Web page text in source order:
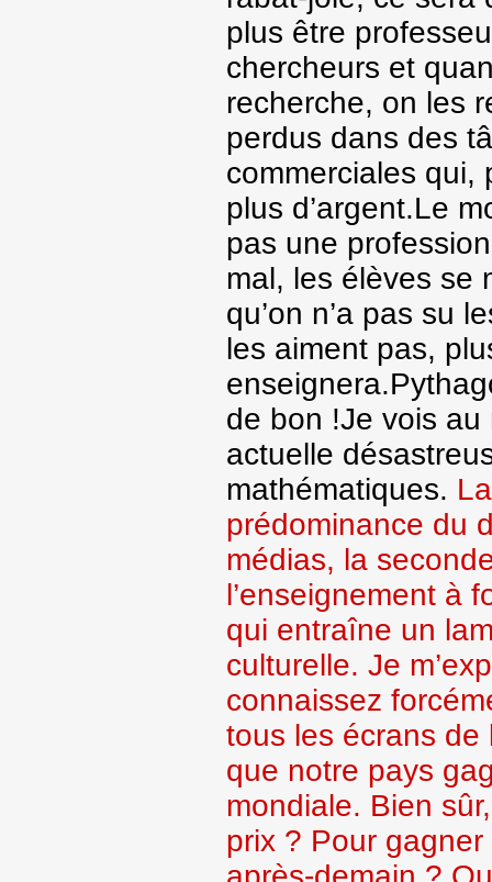
plus être
chercheurs et
recherche, on les
perdus dans des
commerciales qui,
plus d’argent.Le
pas une
mal, les élèves se
qu’on n’a pas su
les aiment pas,
de bon !Je vois
actuelle
mathématiques.
prédominance du
médias, la
l’enseignement à
qui entraîne un
culturelle. Je
connaissez
tous les écrans de
que notre pays
mondiale. Bien
prix ? Pour